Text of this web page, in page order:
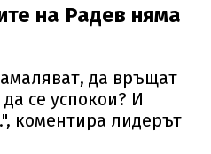
на Радев няма
да връщат
се успокои? И
коментира лидерът